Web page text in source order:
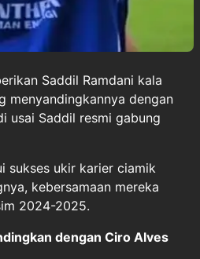
Saddil Ramdani kala
menyandingkannya dengan
usai Saddil resmi gabung
sukses ukir karier ciamik
kebersamaan mereka
2024-2025.
dengan Ciro Alves